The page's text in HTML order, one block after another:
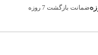
ضمانت بازگشت 7 روزه